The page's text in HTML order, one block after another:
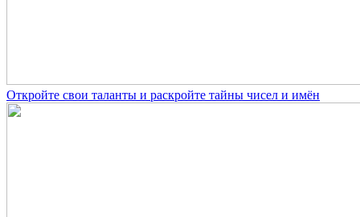
Откройте свои таланты и раскройте тайны чисел и имён